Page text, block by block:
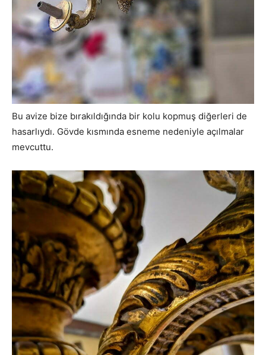
Bu avize bize bırakıldığında bir kolu kopmuş diğerleri de
hasarlıydı. Gövde kısmında esneme nedeniyle açılmalar
mevcuttu.